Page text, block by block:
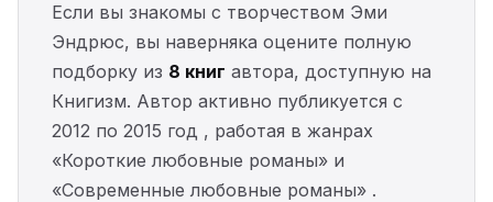
Если вы знакомы с творчеством Эми
Эндрюс, вы наверняка оцените полную
подборку из 8 книг автора, доступную на
Книгизм. Автор активно публикуется с
2012 по 2015 год , работая в жанрах
«Короткие любовные романы» и
«Современные любовные романы» .